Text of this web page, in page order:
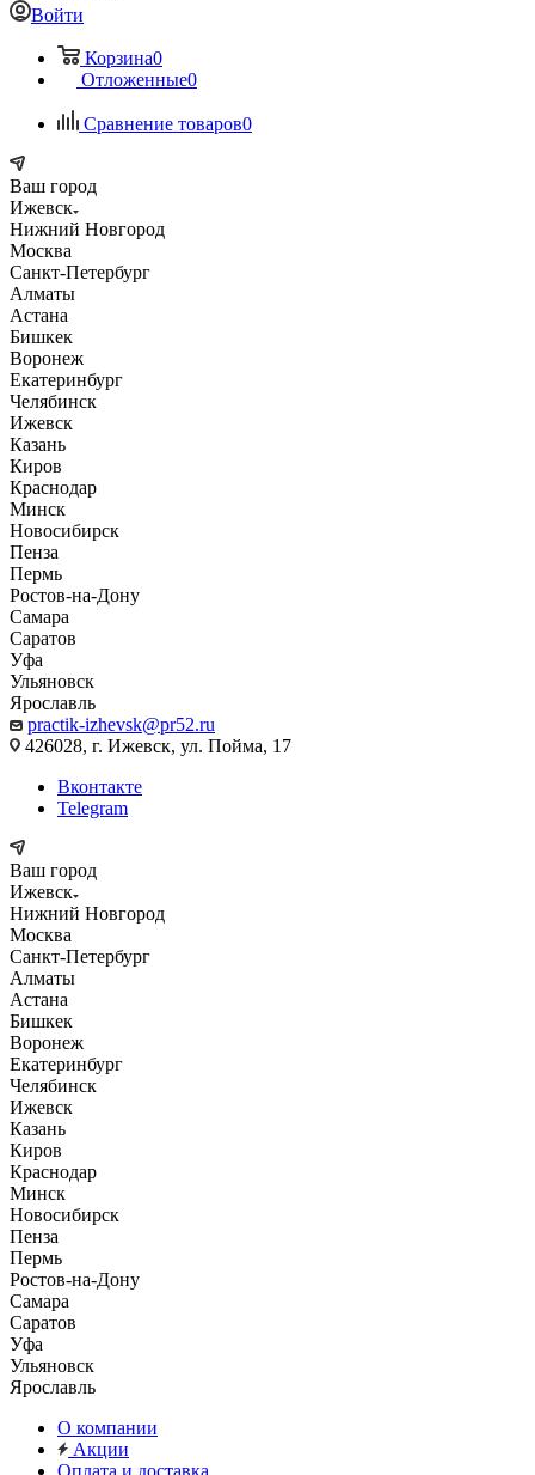
Войти
Корзина0
Отложенные0
Сравнение товаров0
Ваш город
Ижевск
Нижний Новгород
Москва
Санкт-Петербург
Алматы
Астана
Бишкек
Воронеж
Екатеринбург
Челябинск
Ижевск
Казань
Киров
Краснодар
Минск
Новосибирск
Пенза
Пермь
Ростов-на-Дону
Самара
Саратов
Уфа
Ульяновск
Ярославль
practik-izhevsk@pr52.ru
426028, г. Ижевск, ул. Пойма, 17
Вконтакте
Telegram
Ваш город
Ижевск
Нижний Новгород
Москва
Санкт-Петербург
Алматы
Астана
Бишкек
Воронеж
Екатеринбург
Челябинск
Ижевск
Казань
Киров
Краснодар
Минск
Новосибирск
Пенза
Пермь
Ростов-на-Дону
Самара
Саратов
Уфа
Ульяновск
Ярославль
О компании
Акции
Оплата и доставка